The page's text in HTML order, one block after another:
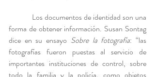
Los documentos de identidad son una
forma de obtener información. Susan Sontag
dice en su ensayo Sobre la fotografía: “las
fotografías fueron puestas al servicio de
importantes instituciones de control, sobre